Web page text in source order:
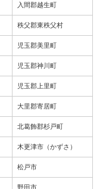
入間郡越生町
秩父郡東秩父村
児玉郡美里町
児玉郡神川町
児玉郡上里町
大里郡寄居町
北葛飾郡杉戸町
木更津市（かずさ）
松戸市
野田市